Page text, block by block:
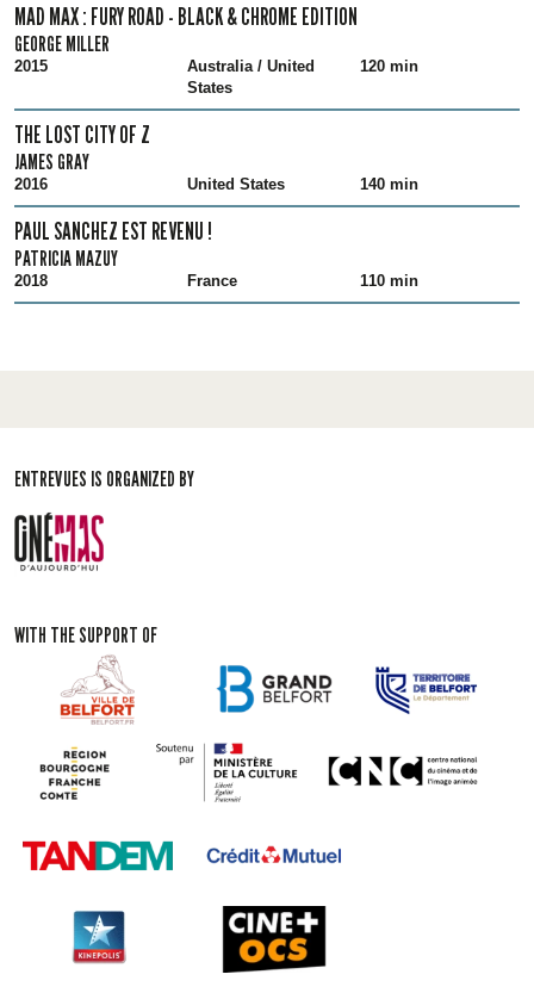
MAD MAX : FURY ROAD - BLACK & CHROME EDITION
GEORGE MILLER
2015
Australia / United
States
120 min
THE LOST CITY OF Z
JAMES GRAY
2016 United States 140 min
PAUL SANCHEZ EST REVENU !
PATRICIA MAZUY
2018 France 110 min
ENTREVUES IS ORGANIZED BY
WITH THE SUPPORT OF